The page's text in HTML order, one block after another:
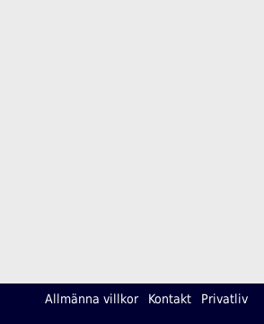
Allmänna villkor Kontakt Privatliv